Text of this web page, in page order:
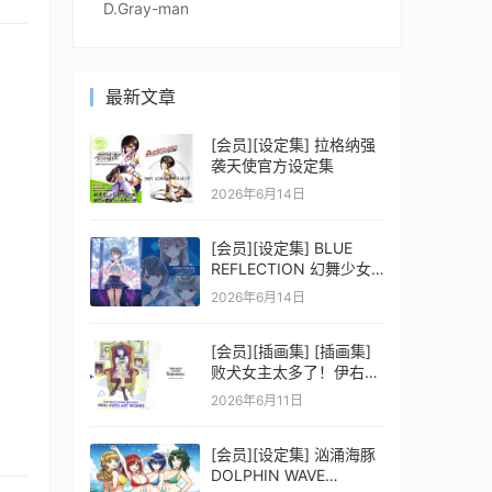
D.Gray-man
最新文章
[会员][设定集] 拉格纳强
袭天使官方设定集
2026年6月14日
[会员][设定集] BLUE
REFLECTION 幻舞少女
之剑公式ビジュアルコレ
2026年6月14日
[会员][插画集] [插画集]
败犬女主太多了！伊右群
ARTWORKS
2026年6月11日
[会员][设定集] 汹涌海豚
DOLPHIN WAVE